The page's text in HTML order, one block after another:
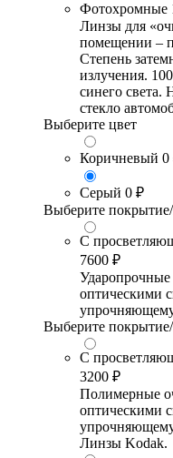
Фотохромные
Линзы для
помещении –
Степень
излучения.
синего света.
стекло
Выберите цвет
Коричневый 0
Серый 0 ₽
Выберите покрытие/
С
7600 ₽
оптическими
Выберите покрытие/
С
3200 ₽
Полимерные
оптическими
Линзы Kodak.